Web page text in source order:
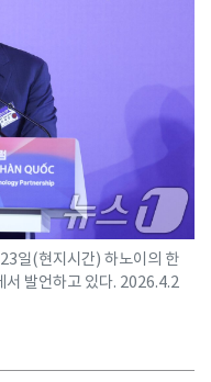
일(현지시간) 하노이의 한
서 발언하고 있다. 2026.4.2